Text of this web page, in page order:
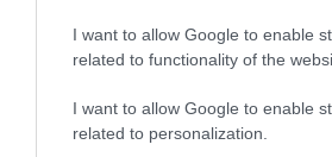
I want to allow Google to enable
related to functionality of the
I want to allow Google to enable
related to personalization.